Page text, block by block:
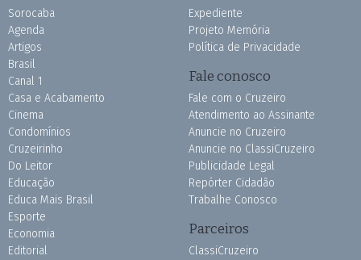
Sorocaba
Agenda
Artigos
Brasil
Canal 1
Casa e Acabamento
Cinema
Condomínios
Cruzeirinho
Do Leitor
Educação
Educa Mais Brasil
Esporte
Economia
Editorial
Expediente
Projeto Memória
Política de Privacidade
Fale conosco
Fale com o Cruzeiro
Atendimento ao Assinante
Anuncie no Cruzeiro
Anuncie no ClassiCruzeiro
Publicidade Legal
Repórter Cidadão
Trabalhe Conosco
Parceiros
ClassiCruzeiro